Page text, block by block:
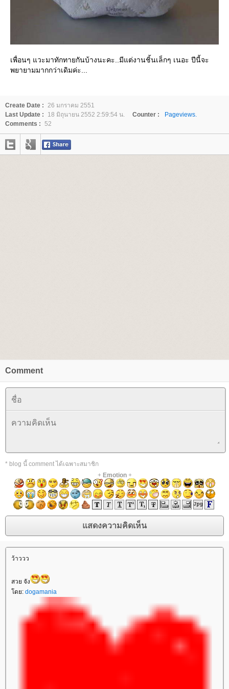
เพื่อนๆ แวะมาทักทายกันบ้างนะคะ..มีแต่งานชิ้นเล็กๆ เนอะ ปีนี้จะ
พยายามมากกว่าเดิมค่ะ...
Create Date : 26 มกราคม 2551
Last Update :
18 มิถุนายน 2552 2:59:54 น. Counter :
Pageviews.
Comments : 52
Comment
* blog นี้ comment ได้เฉพาะสมาชิก
+ Emotion+
ว้าววว
สวย จัง
ดย: dogamania